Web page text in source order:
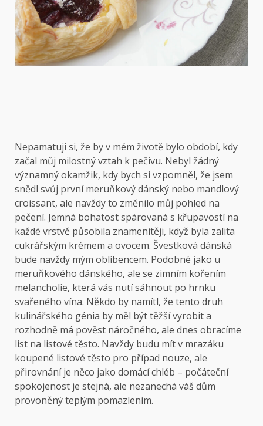
Nepamatuji si, že by v mém životě bylo období, kdy
začal můj milostný vztah k pečivu. Nebyl žádný
významný okamžik, kdy bych si vzpomněl, že jsem
snědl svůj první meruňkový dánský nebo mandlový
croissant, ale navždy to změnilo můj pohled na
pečení. Jemná bohatost spárovaná s křupavostí na
každé vrstvě působila znamenitěji, když byla zalita
cukrářským krémem a ovocem. Švestková dánská
bude navždy mým oblíbencem. Podobné jako u
meruňkového dánského, ale se zimním kořením
melancholie, která vás nutí sáhnout po hrnku
svařeného vína. Někdo by namítl, že tento druh
kulinářského génia by měl být těžší vyrobit a
rozhodně má pověst náročného, ​​ale dnes obracíme
list na listové těsto. Navždy budu mít v mrazáku
koupené listové těsto pro případ nouze, ale
přirovnání je něco jako domácí chléb – počáteční
spokojenost je stejná, ale nezanechá váš dům
provoněný teplým pomazlením.